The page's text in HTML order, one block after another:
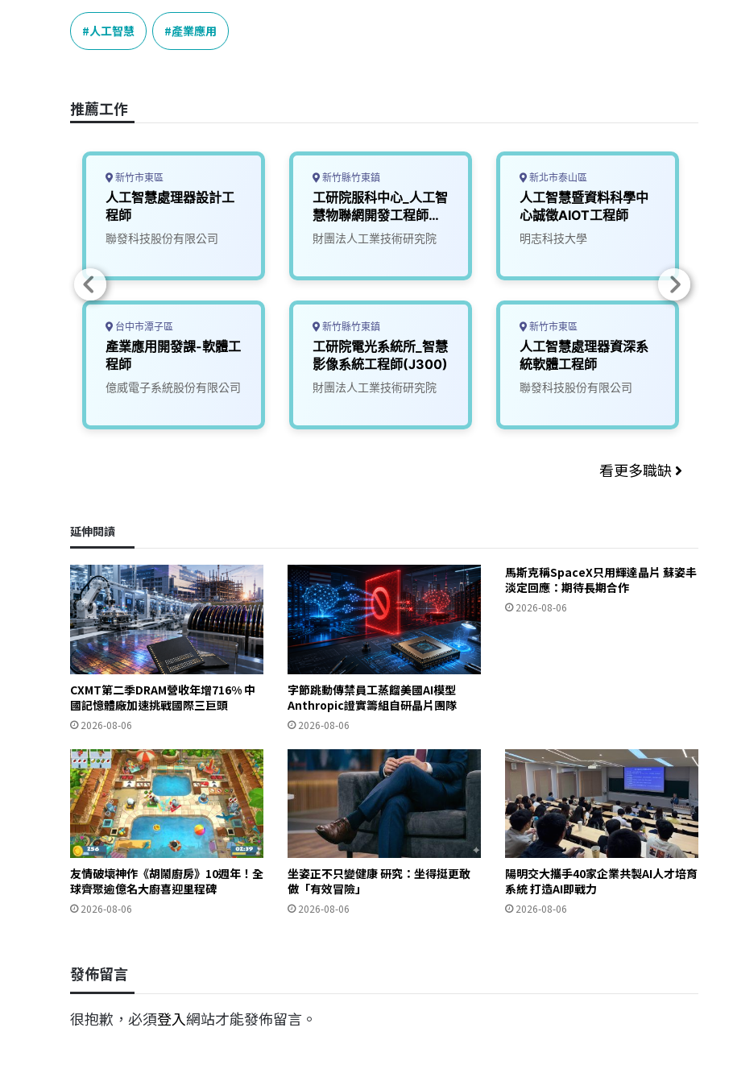
c
e
b
k
n
e
r
e
a
n
k
e
人工智慧 產業應用
推薦工作
新竹市東區
人工智慧處理器設計工
程師
聯發科技股份有限公司
台中市潭子區
產業應用開發課-軟體工
程師
億威電子系統股份有限公司
新竹縣竹東鎮
工研院服科中心_人工智
慧物聯網開發工程師
(S300)
財團法人工業技術研究院
新竹縣竹東鎮
工研院電光系統所_智慧
影像系統工程師(J300)
財團法人工業技術研究院
新北市泰山區
人工智慧暨資料科學中
心誠徵AIOT工程師
明志科技大學
新竹市東區
人工智慧處理器資深系
統軟體工程師
聯發科技股份有限公司
看更多職缺
延伸閱讀
CXMT第二季DRAM營收年增716% 中
國記憶體廠加速挑戰國際三巨頭
2026-08-06
字節跳動傳禁員工蒸餾美國AI模型
Anthropic證實籌組自研晶片團隊
2026-08-06
馬斯克稱SpaceX只用輝達晶片 蘇姿丰
淡定回應：期待長期合作
2026-08-06
友情破壞神作《胡鬧廚房》10週年！全
球齊聚逾億名大廚喜迎里程碑
2026-08-06
坐姿正不只變健康 研究：坐得挺更敢
做「有效冒險」
2026-08-06
陽明交大攜手40家企業共製AI人才培育
系統 打造AI即戰力
2026-08-06
發佈留言
很抱歉，必須登入網站才能發佈留言。